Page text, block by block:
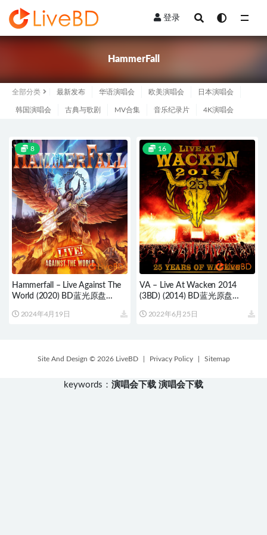
登录
HammerFall
全部分类 最新发布 华语演唱会 欧美演唱会 日本演唱会
韩国演唱会 古典与歌剧 MV合集 音乐纪录片 4K演唱会
8
Hammerfall – Live Against The
World (2020) BD蓝光原盘
2024年4月19日
16
VA – Live At Wacken 2014
(3BD) (2014) BD蓝光原盘
2022年6月25日
Site And Design © 2026 LiveBD Privacy Policy Sitemap
keywords： 演唱会下载 演唱会下载